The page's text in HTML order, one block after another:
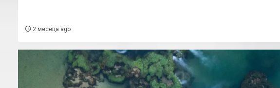
2 месеца ago